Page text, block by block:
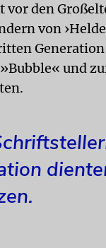
vor den
von
und